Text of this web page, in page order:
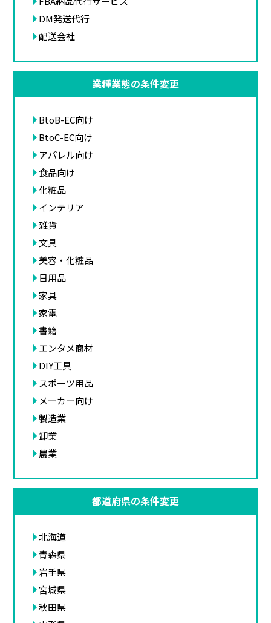
DM発送代行
配送会社
業種業態の条件変更
BtoB-EC向け
BtoC-EC向け
アパレル向け
食品向け
化粧品
インテリア
雑貨
文具
美容・化粧品
日用品
家具
家電
書籍
エンタメ商材
DIY工具
スポーツ用品
メーカー向け
製造業
卸業
農業
都道府県の条件変更
北海道
青森県
岩手県
宮城県
秋田県